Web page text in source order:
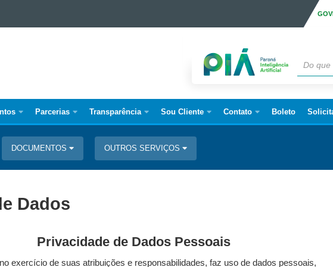
Parcerias Transparência Sou Cliente Contato Boleto
DOCUMENTOS OUTROS SERVIÇOS
Dados
Privacidade de Dados Pessoais
exercício de suas atribuições e responsabilidades, faz uso de dados pessoais,